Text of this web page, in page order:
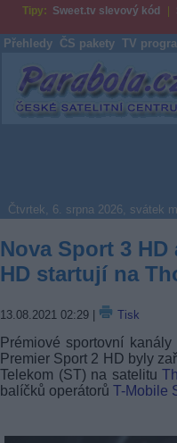
Tipy: Sweet.tv slevový kód
Přehledy ČS pakety TV
Parabola.cz
Čtvrtek, 6. srpna 2026, svátek
Nova Sport 3 HD
HD startují na
13.08.2021 02:29 Tisk
Prémiové sportovní
Premier Sport 2 HD byly
Telekom (ST) na satelitu
balíčků operátorů T-Mobile